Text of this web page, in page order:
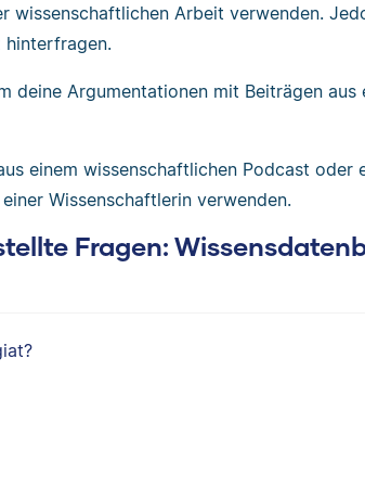
wissenschaftlichen Arbeit verwenden.
hinterfragen.
deine Argumentationen mit Beiträgen aus
einem wissenschaftlichen Podcast oder
Wissenschaftlerin verwenden.
Fragen: